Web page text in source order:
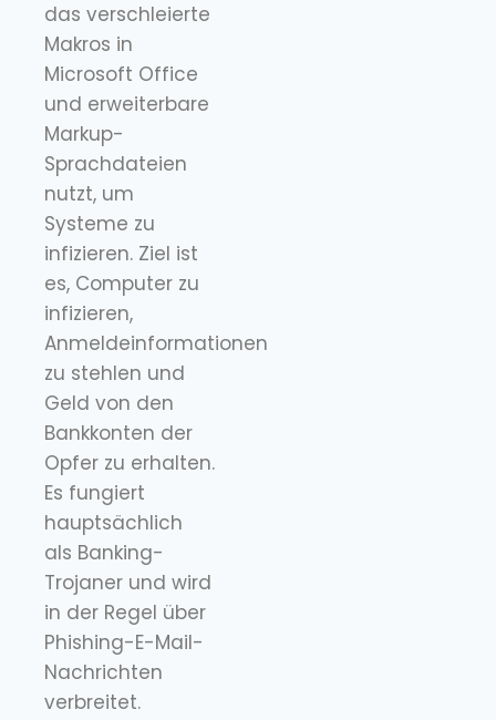
das verschleierte
Makros in
Microsoft Office
und erweiterbare
Markup-
Sprachdateien
nutzt, um
Systeme zu
infizieren. Ziel ist
es, Computer zu
infizieren,
Anmeldeinformationen
zu stehlen und
Geld von den
Bankkonten der
Opfer zu erhalten.
Es fungiert
hauptsächlich
als Banking-
Trojaner und wird
in der Regel über
Phishing-E-Mail-
Nachrichten
verbreitet.